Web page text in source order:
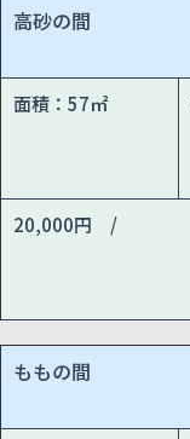
高砂の間
面積：57㎡
20,000円 /
ももの間